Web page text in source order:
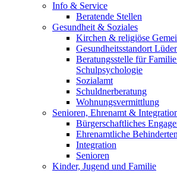
Info & Service
Beratende Stellen
Gesundheit & Soziales
Kirchen & religiöse
Gesundheitsstandort
Beratungsstelle für
Schulpsychologie
Sozialamt
Schuldnerberatung
Wohnungsvermittlung
Senioren, Ehrenamt &
Bürgerschaftliches
Ehrenamtliche
Integration
Senioren
Kinder, Jugend und Familie